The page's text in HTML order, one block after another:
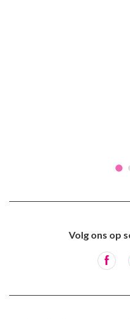
Volg ons op